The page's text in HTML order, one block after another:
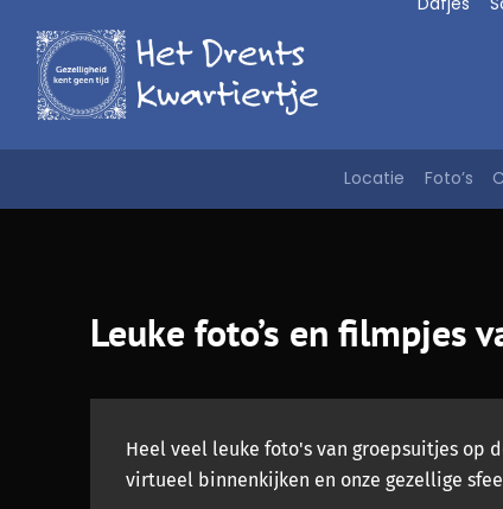
naar
inhoud
Locatie Foto’s
Leuke foto’s en filmpjes
Heel veel leuke foto's van groepsuitjes op
virtueel binnenkijken en onze gezellige